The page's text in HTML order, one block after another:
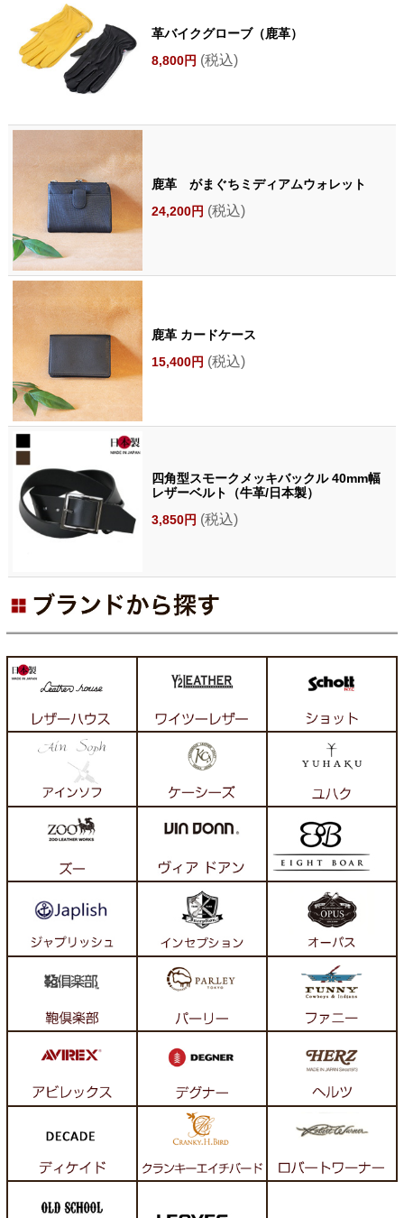
革バイクグローブ（鹿革）
8,800円 (税込)
鹿革 がまぐちミディアムウォレット
24,200円 (税込)
鹿革 カードケース
15,400円 (税込)
四角型スモークメッキバックル 40mm幅
レザーベルト（牛革/日本製）
3,850円 (税込)